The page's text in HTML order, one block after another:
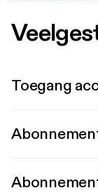
Toegang